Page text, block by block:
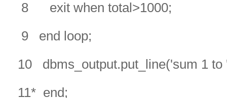
8 exit when total>1000;
9 end loop;
10 dbms_output.put_line('sum 1 to
11* end;